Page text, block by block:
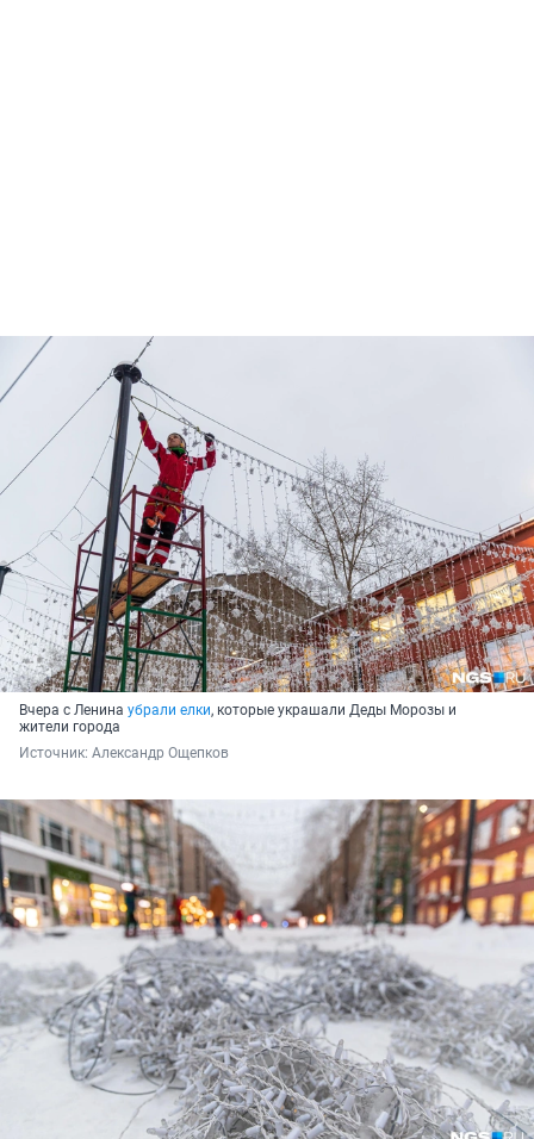
Вчера с Ленина убрали елки, которые украшали Деды Морозы и
жители города
Источник: Александр Ощепков